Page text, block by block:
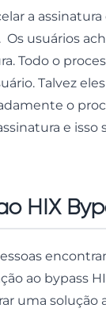
a
Os usuários
Todo o
Talvez
o
e isso
HIX
ao bypass
uma solução